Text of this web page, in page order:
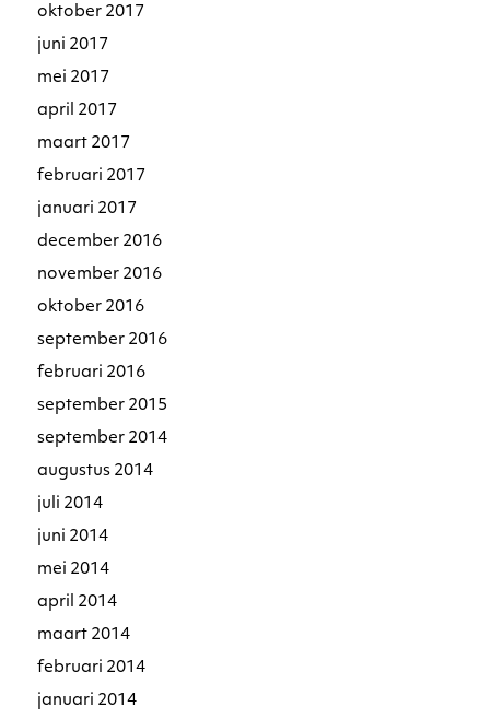
oktober 2017
juni 2017
mei 2017
april 2017
maart 2017
februari 2017
januari 2017
december 2016
november 2016
oktober 2016
september 2016
februari 2016
september 2015
september 2014
augustus 2014
juli 2014
juni 2014
mei 2014
april 2014
maart 2014
februari 2014
januari 2014